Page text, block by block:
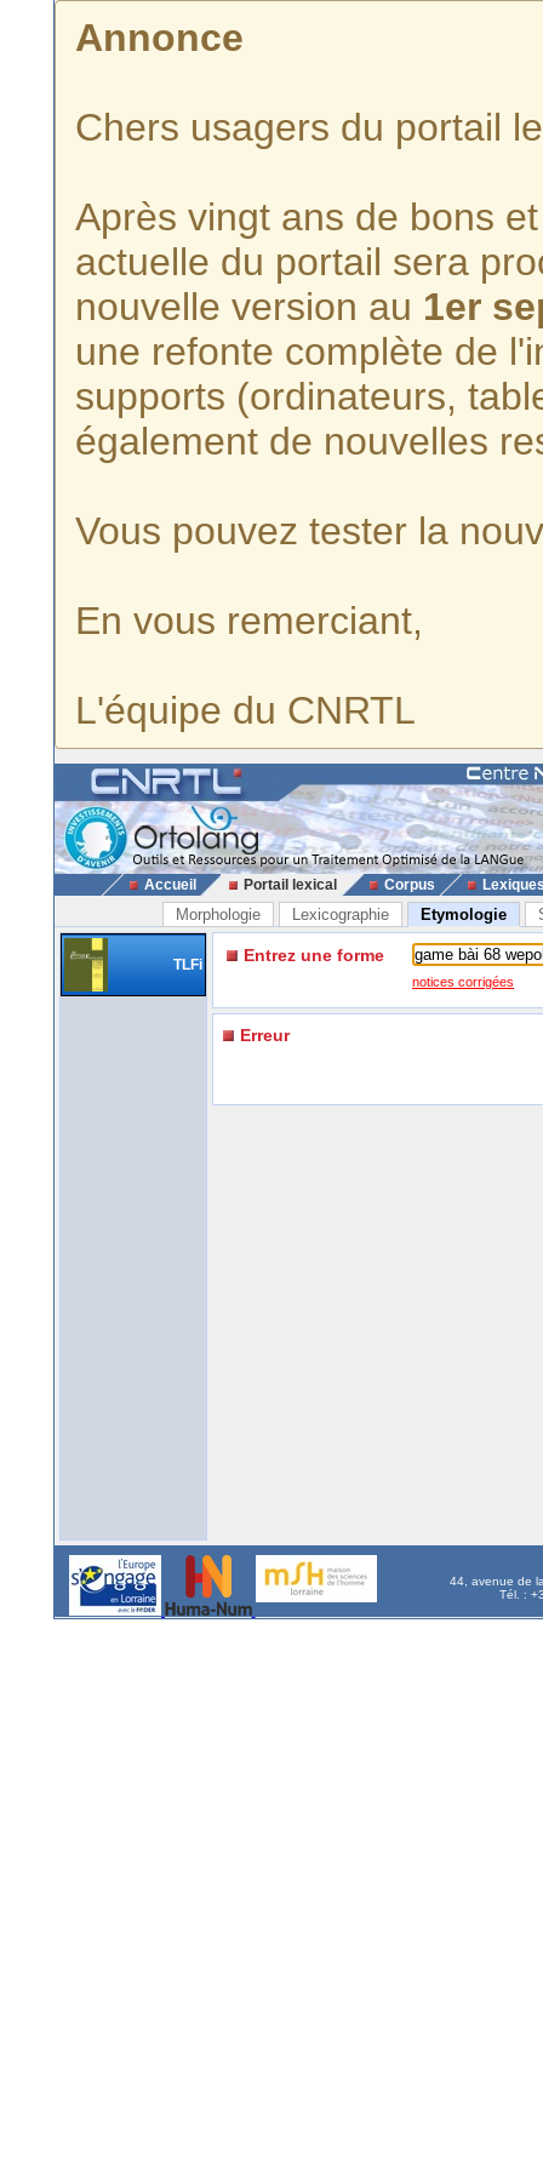
Annonce
Chers usagers du portail
Après vingt ans de bons
actuelle du portail sera
nouvelle version au 1er
une refonte complète de
supports (ordinateurs,
également de nouvelles
Vous pouvez tester la
En vous remerciant,
L'équipe du CNRTL
Accueil Portail lexical Corpus
Morphologie Lexicographie Etymologie
TLFi Entrez une forme
notices corrigées
Erreur
44, avenue de
Tél. :